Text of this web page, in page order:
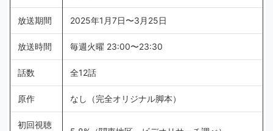
放送期間 2025年1月7日〜3月25日
放送時間 毎週火曜 23:00〜23:30
話数 全12話
原作 なし（完全オリジナル脚本）
初回視聴